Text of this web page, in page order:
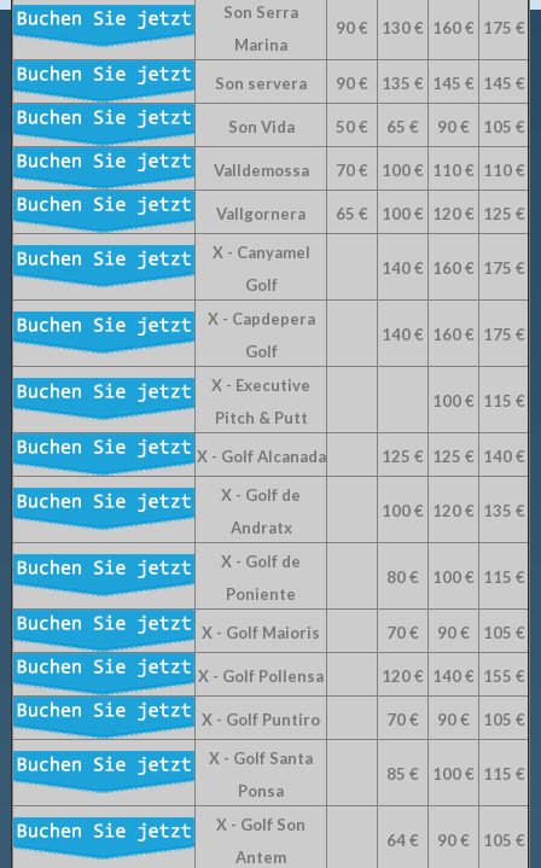
Son Serra
Marina
90 € 130 € 160 € 175 €
Son servera 90 € 135 € 145 € 145 €
Son Vida 50 € 65 € 90 € 105 €
Valldemossa 70 € 100 € 110 € 110 €
Vallgornera 65 € 100 € 120 € 125 €
X - Canyamel
Golf
140 € 160 € 175 €
X - Capdepera
Golf
140 € 160 € 175 €
X - Executive
Pitch & Putt
100 € 115 €
X - Golf Alcanada 125 € 125 € 140 €
X - Golf de
Andratx
100 € 120 € 135 €
X - Golf de
Poniente
80 € 100 € 115 €
X - Golf Maioris 70 € 90 € 105 €
X - Golf Pollensa 120 € 140 € 155 €
X - Golf Puntiro 70 € 90 €
105 €
X - Golf Santa
Ponsa
85 € 100 € 115 €
X - Golf Son
Antem
64 € 90 € 105 €